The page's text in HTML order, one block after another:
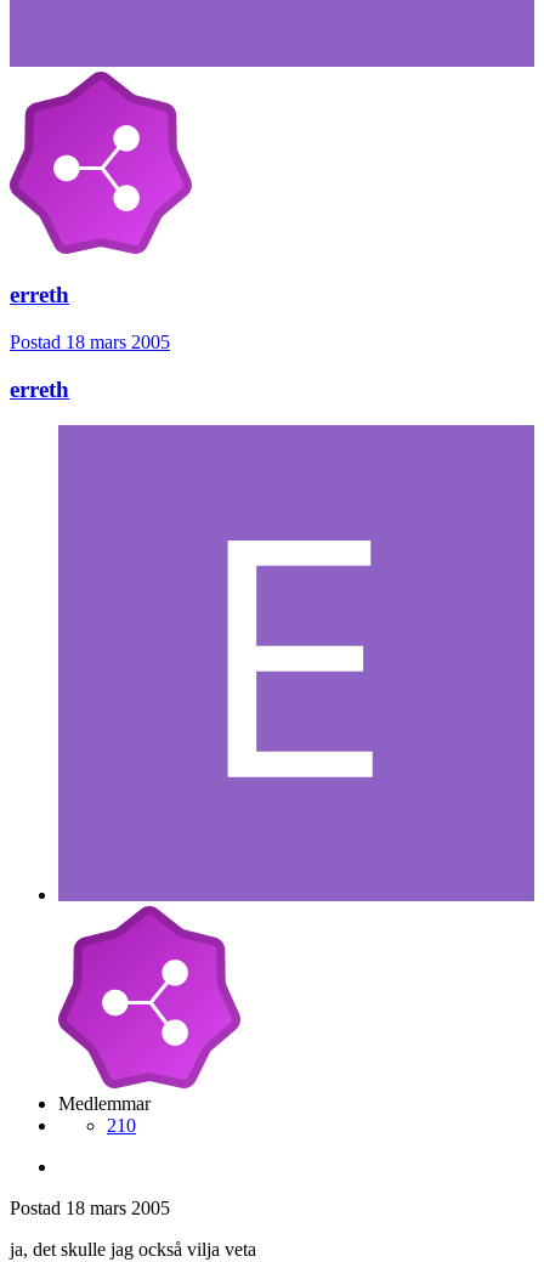
erreth
Postad 18 mars 2005
erreth
Medlemmar
210
Postad 18 mars 2005
ja, det skulle jag också vilja veta